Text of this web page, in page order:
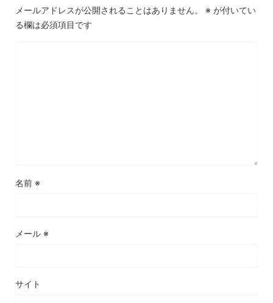
メールアドレスが公開されることはありません。 ※ が付いてい
る欄は必須項目です
名前 ※
メール ※
サイト